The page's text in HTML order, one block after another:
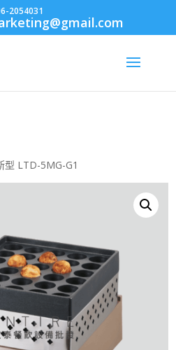
JhengHei","微軟正黑體",sans-serif
2054031
型 LTD-5MG-G1